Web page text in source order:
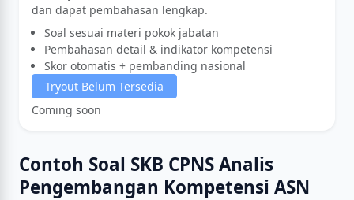
dan dapat pembahasan lengkap.
Soal sesuai materi pokok jabatan
Pembahasan detail & indikator kompetensi
Skor otomatis + pembanding nasional
Tryout Belum Tersedia
Coming soon
Contoh Soal SKB CPNS Analis
Pengembangan Kompetensi ASN